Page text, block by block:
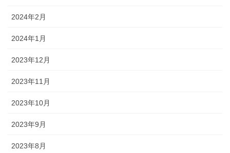
2024年2月
2024年1月
2023年12月
2023年11月
2023年10月
2023年9月
2023年8月